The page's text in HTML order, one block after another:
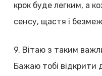
крок буде легким, а
сенсу, щастя і
9. Вітаю з таким
Бажаю тобі відкрити